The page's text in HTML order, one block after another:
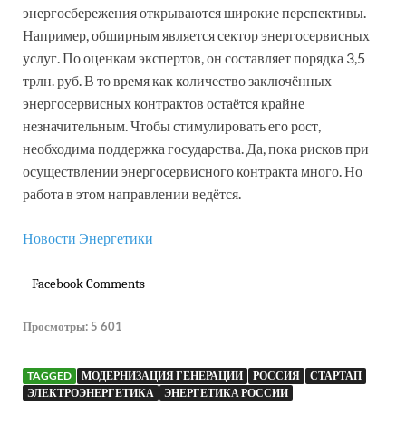
энергосбережения открываются широкие перспективы.
Например, обширным является сектор энергосервисных
услуг. По оценкам экспертов, он составляет порядка 3,5
трлн. руб. В то время как количество заключённых
энергосервисных контрактов остаётся крайне
незначительным. Чтобы стимулировать его рост,
необходима поддержка государства. Да, пока рисков при
осуществлении энергосервисного контракта много. Но
работа в этом направлении ведётся.
Новости Энергетики
Facebook Comments
Просмотры: 5 601
TAGGED МОДЕРНИЗАЦИЯ ГЕНЕРАЦИИ РОССИЯ
СТАРТАП
ЭЛЕКТРОЭНЕРГЕТИКА
ЭНЕРГЕТИКА РОССИИ